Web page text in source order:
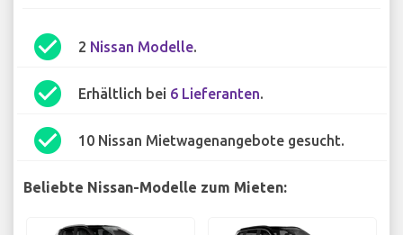
check_circle 2 Nissan Modelle.
check_circle Erhältlich bei 6 Lieferanten.
check_circle 10 Nissan Mietwagenangebote gesucht.
Beliebte Nissan-Modelle zum Mieten: